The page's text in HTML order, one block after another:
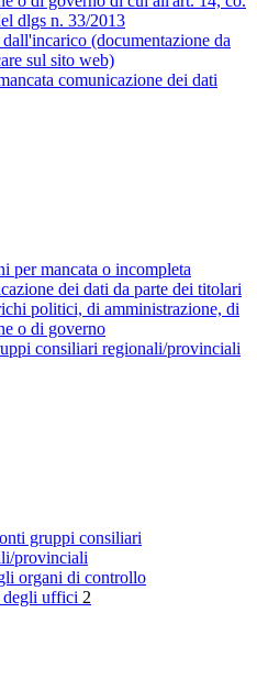
dlgs n. 33/2013
dall'incarico (documentazione da
sul sito web)
comunicazione dei dati
per mancata o incompleta
dei dati da parte dei titolari
politici, di amministrazione, di
o di governo
consiliari regionali/provinciali
gruppi consiliari
provinciali
organi di controllo
uffici 2